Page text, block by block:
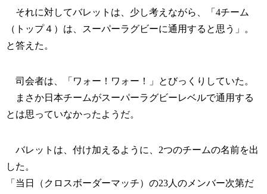
それに対してバレットは、少し考えながら、「4チーム
（トップ４）は、スーパーラグビーに通用すると思う」。
と答えた。
司会者は、「ワォー！ワォー！」とびっくりしていた。
まさか日本チームがスーパーラグビーレベルで通用する
とは思っていなかったようだ。
バレットは、付け加えるように、2つのチームの名前を出
した。
「当日（クロスボーダーマッチ）の23人のメンバー次第だ